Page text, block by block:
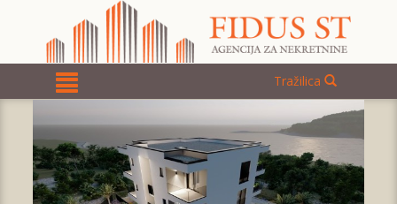
Tražilica